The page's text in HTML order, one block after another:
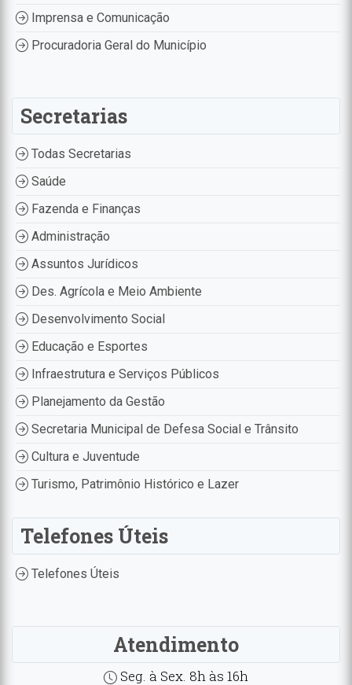
Imprensa e Comunicação
Procuradoria Geral do Município
Secretarias
Todas Secretarias
Saúde
Fazenda e Finanças
Administração
Assuntos Jurídicos
Des. Agrícola e Meio Ambiente
Desenvolvimento Social
Educação e Esportes
Infraestrutura e Serviços Públicos
Planejamento da Gestão
Secretaria Municipal de Defesa Social e Trânsito
Cultura e Juventude
Turismo, Patrimônio Histórico e Lazer
Telefones Úteis
Telefones Úteis
Atendimento
Seg. à Sex. 8h às 16h